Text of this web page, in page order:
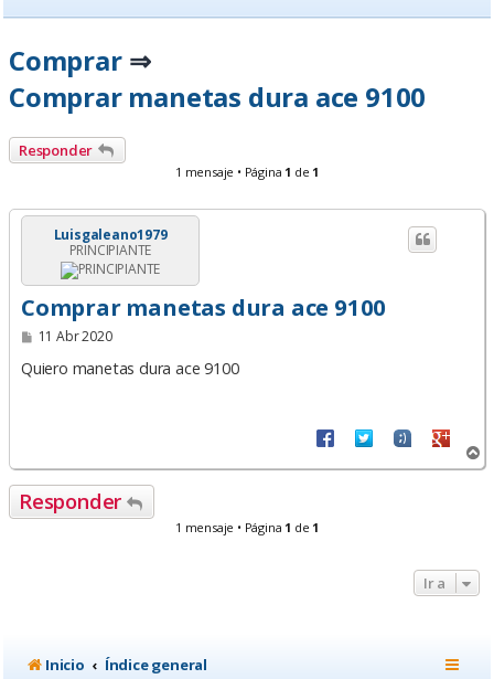
Comprar⇒
Comprar manetas dura ace 9100
Responder
1 mensaje • Página 1 de 1
Luisgaleano1979
PRINCIPIANTE
Comprar manetas dura ace 9100
M
n
11 Abr 2020
Quiero manetas dura ace 9100
r
Responder
1 mensaje • Página 1 de 1
Ir a
Inicio Índice general